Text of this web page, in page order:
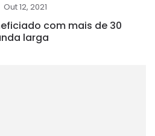
Out 12, 2021
com mais de 30
larga